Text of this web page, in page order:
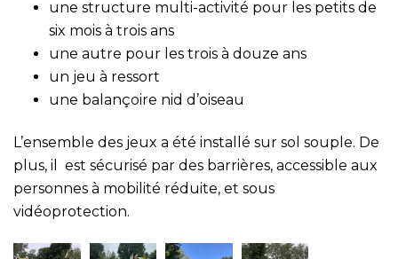
une structure multi-activité pour les petits de
six mois à trois ans
une autre pour les trois à douze ans
un jeu à ressort
une balançoire nid d’oiseau
L’ensemble des jeux a été installé sur sol souple. De
plus, il est sécurisé par des barrières, accessible aux
personnes à mobilité réduite, et sous
vidéoprotection.